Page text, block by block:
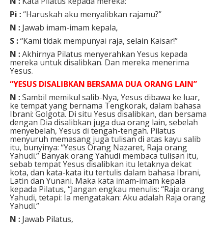
Pi :“Haruskah aku menyalibkan rajamu?”
N : Jawab imam-imam kepala,
S :“Kami tidak mempunyai raja, selain Kaisar!”
N :Akhirnya Pilatus menyerahkan Yesus kepada
mereka untuk disalibkan. Dan mereka menerima
Yesus.
“YESUS DISALIBKAN BERSAMA DUA ORANG LAIN”
N :Sambil memikul salib-Nya, Yesus dibawa ke luar,
ke tempat yang bernama Tengkorak, dalam bahasa
Ibrani: Golgota. Di situ Yesus disalibkan, dan bersama
dengan Dia disalibkan juga dua orang lain, sebelah
menyebelah, Yesus di tengah-tengah. Pilatus
menyuruh memasang juga tulisan di atas kayu salib
itu, bunyinya: “Yesus Orang Nazaret, Raja orang
Yahudi.” Banyak orang Yahudi membaca tulisan itu,
sebab tempat Yesus disalibkan itu letaknya dekat
kota, dan kata-kata itu tertulis dalam bahasa Ibrani,
Latin dan Yunani. Maka kata imam-imam kepala
kepada Pilatus, “Jangan engkau menulis: “Raja orang
Yahudi, tetapi: Ia mengatakan: Aku adalah Raja orang
Yahudi.”
N : Jawab Pilatus,